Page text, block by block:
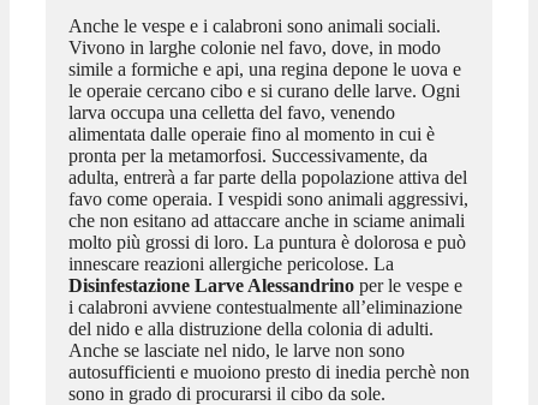
Anche le vespe e i calabroni sono animali sociali.
Vivono in larghe colonie nel favo, dove, in modo
simile a formiche e api, una regina depone le uova e
le operaie cercano cibo e si curano delle larve. Ogni
larva occupa una celletta del favo, venendo
alimentata dalle operaie fino al momento in cui è
pronta per la metamorfosi. Successivamente, da
adulta, entrerà a far parte della popolazione attiva del
favo come operaia. I vespidi sono animali aggressivi,
che non esitano ad attaccare anche in sciame animali
molto più grossi di loro. La puntura è dolorosa e può
innescare reazioni allergiche pericolose. La
Disinfestazione Larve Alessandrinoper le vespe e
i calabroni avviene contestualmente all’eliminazione
del nido e alla distruzione della colonia di adulti.
Anche se lasciate nel nido, le larve non sono
autosufficienti e muoiono presto di inedia perchè non
sono in grado di procurarsi il cibo da sole.